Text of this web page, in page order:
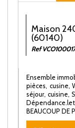
Maison
(60140)
Ref
Ensemble
pièces, cusine,
séjour, cuisine,
BEAUCOUP DE